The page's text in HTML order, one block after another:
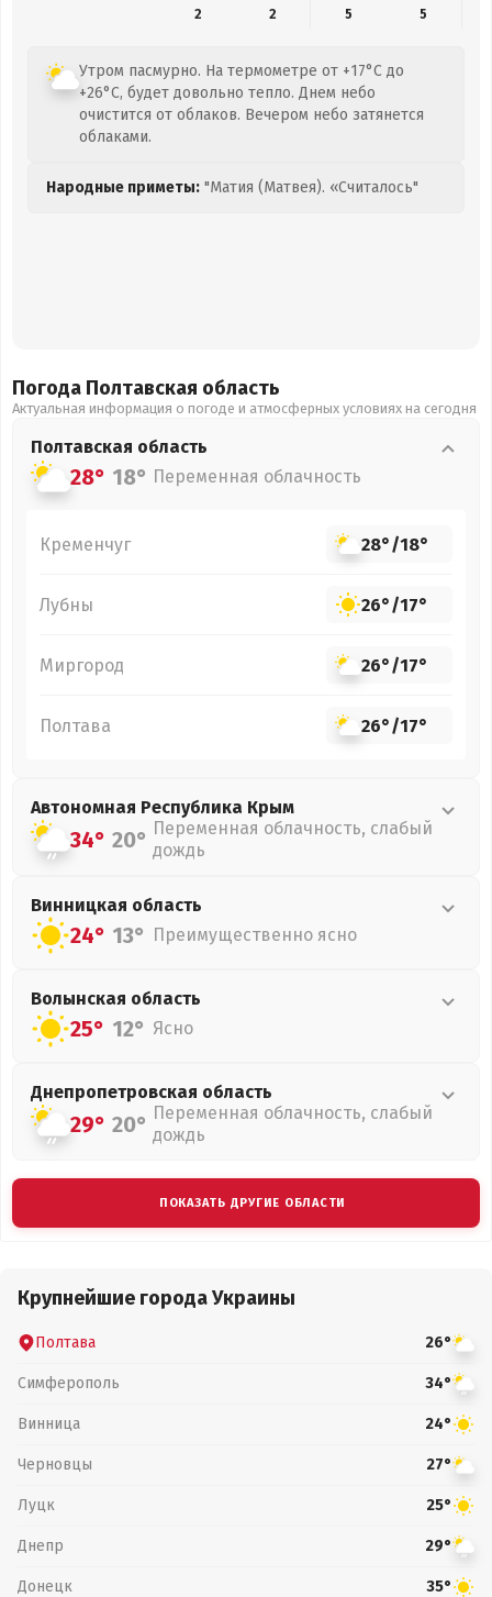
2
2 5 5
Утром пасмурно. На термометре от +17°C до
+26°C, будет довольно тепло. Днем небо
очистится от облаков. Вечером небо затянется
облаками.
Народные приметы: "Матия (Матвея). «Считалось"
Погода Полтавская область
Актуальная информация о погоде и атмосферных условиях на сегодня
Полтавская область
28° 18° Переменная облачность
Кременчуг 28°/18°
Лубны 26°/17°
Миргород 26°/17°
Полтава 26°/17°
Автономная Республика Крым
34° 20° Переменная облачность, слабый
дождь
Винницкая область
24° 13° Преимущественно ясно
Волынская область
25° 12° Ясно
Днепропетровская область
29° 20° Переменная облачность, слабый
дождь
ПОКАЗАТЬ ДРУГИЕ ОБЛАСТИ
Крупнейшие города Украины
Полтава 26°
Симферополь 34°
Винница 24°
Черновцы 27°
Луцк 25°
Днепр 29°
Донецк 35°